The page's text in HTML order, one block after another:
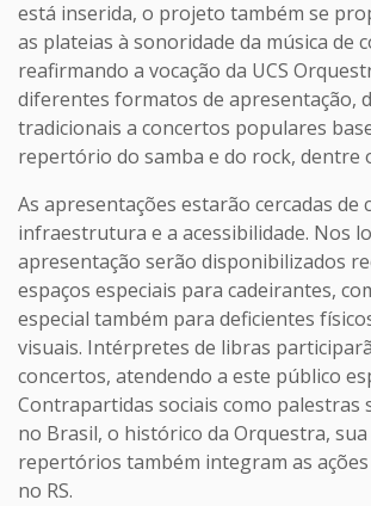
está inserida, o projeto também se
as plateias à sonoridade da música de
reafirmando a vocação da UCS
diferentes formatos de apresentação,
tradicionais a concertos populares
repertório do samba e do rock, dentre
As apresentações estarão cercadas de
infraestrutura e a acessibilidade. Nos
apresentação serão disponibilizados
espaços especiais para cadeirantes,
especial também para deficientes
visuais. Intérpretes de libras
concertos, atendendo a este público
Contrapartidas sociais como palestras
no Brasil, o histórico da Orquestra,
repertórios também integram as
no RS.